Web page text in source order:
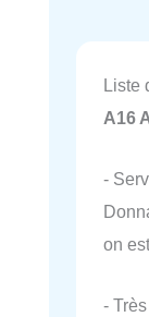
Liste
A16
-
on
-